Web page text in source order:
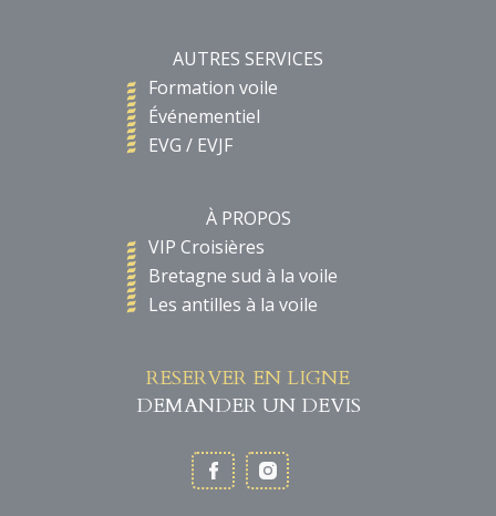
AUTRES SERVICES
Formation voile
Événementiel
EVG / EVJF
À PROPOS
VIP Croisières
Bretagne sud à la voile
Les antilles à la voile
RESERVER EN LIGNE
DEMANDER UN DEVIS